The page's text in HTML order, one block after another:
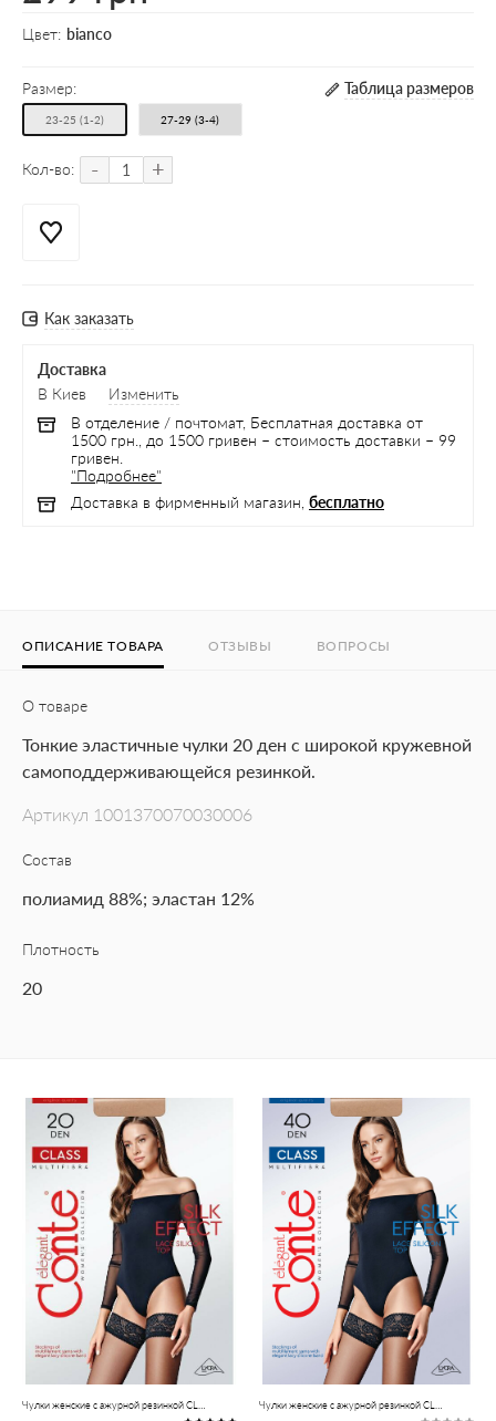
Цвет: bianco
Размер: Таблица размеров
23-25 (1-2) 27-29 (3-4)
Кол-во: - +
Как заказать
Доставка
В Киев
Изменить
В отделение / почтомат, Бесплатная доставка от
1500 грн., до 1500 гривен – стоимость доставки – 99
гривен.
"Подробнее"
Доставка в фирменный магазин, бесплатно
ОПИСАНИЕ ТОВАРА ОТЗЫВЫ ВОПРОСЫ
О товаре
Тонкие эластичные чулки 20 ден с широкой кружевной
самоподдерживающейся резинкой.
Артикул 1001370070030006
Состав
полиамид 88%; эластан 12%
Плотность
20